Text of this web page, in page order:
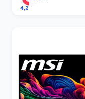
4,2